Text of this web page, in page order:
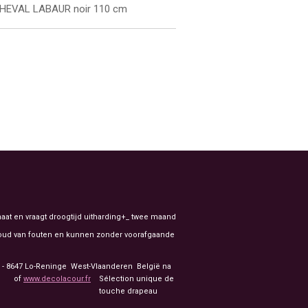
LABAUR noir 110 cm
en vraagt droogtijd uitharding+_ twee maand
van fouten en kunnen zonder voorafgaande
- 8647 Lo-Reninge West-Vlaanderen België na
www.decolacour.fr Sélection unique de
touche drapeau